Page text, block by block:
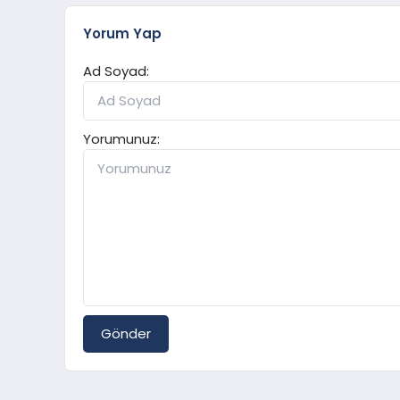
Yorum Yap
Ad Soyad:
Yorumunuz:
Gönder